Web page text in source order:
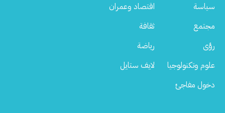
سياسة
اقتصاد وعمران
مجتمع
ثقافة
رؤى
رياضة
علوم وتكنولوجيا
لايف ستايل
دخول مفاجئ